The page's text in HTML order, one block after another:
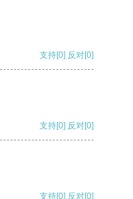
支持[0] 反对[0]
支持[0] 反对[0]
支持[0] 反对[0]